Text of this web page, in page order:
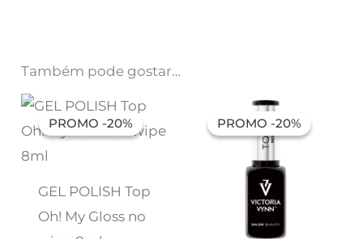
Também pode gostar…
PROMO -20%
PROMO -20%
GEL POLISH Top
Oh! My Gloss no
O
preço
original
era:
6,91 €.
O
preço
atual
PROMO -20%
PROMO -20%
preço
original
O
preço
atual
5,85 €.